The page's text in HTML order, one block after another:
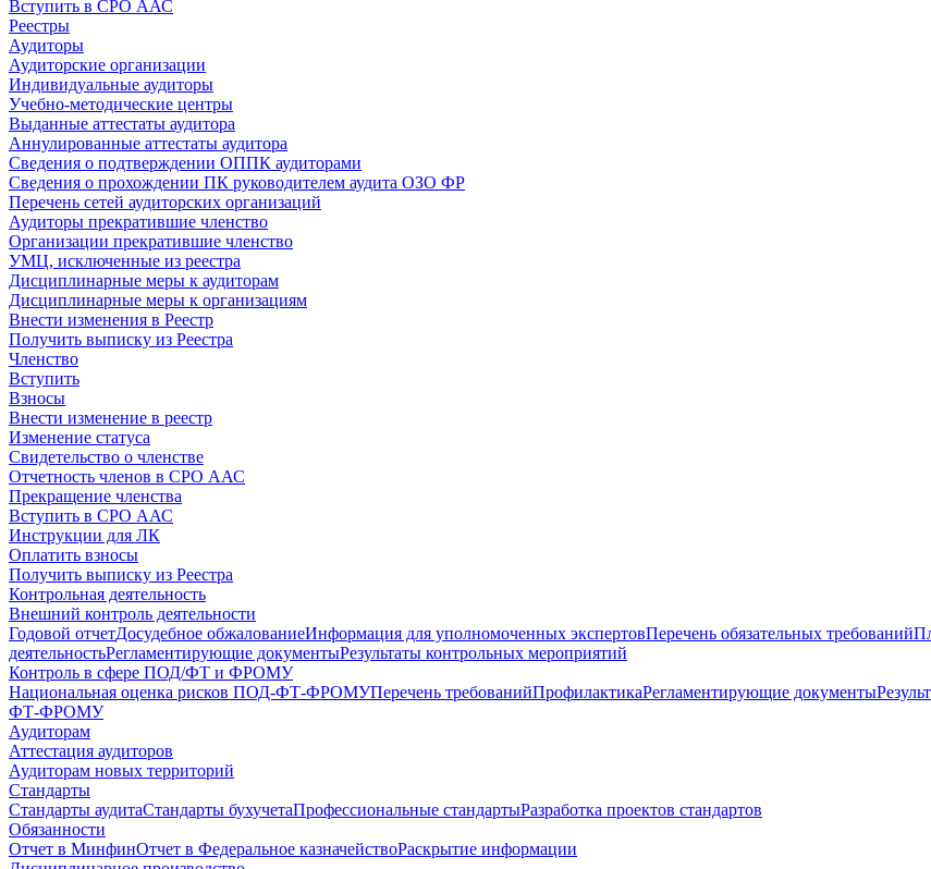
Вступить в СРО ААС
Реестры
Аудиторы
Аудиторские организации
Индивидуальные аудиторы
Учебно-методические центры
Выданные аттестаты аудитора
Аннулированные аттестаты аудитора
Сведения о подтверждении ОППК аудиторами
Сведения о прохождении ПК руководителем аудита ОЗО ФР
Перечень сетей аудиторских организаций
Аудиторы прекратившие членство
Организации прекратившие членство
УМЦ, исключенные из реестра
Дисциплинарные меры к аудиторам
Дисциплинарные меры к организациям
Внести изменения в Реестр
Получить выписку из Реестра
Членство
Вступить
Взносы
Внести изменение в реестр
Изменение статуса
Свидетельство о членстве
Отчетность членов в СРО ААС
Прекращение членства
Вступить в СРО ААС
Инструкции для ЛК
Оплатить взносы
Получить выписку из Реестра
Контрольная деятельность
Внешний контроль деятельности
Годовой отчетДосудебное обжалованиеИнформация для уполномоченных экспертовПеречень обязательных требований
деятельностьРегламентирующие документыРезультаты контрольных мероприятий
Контроль в сфере ПОД/ФТ и ФРОМУ
Национальная оценка рисков ПОД-ФТ-ФРОМУПеречень требованийПрофилактикаРегламентирующие документы
ФТ-ФРОМУ
Аудиторам
Аттестация аудиторов
Аудиторам новых территорий
Стандарты
Стандарты аудитаСтандарты бухучетаПрофессиональные стандартыРазработка проектов стандартов
Обязанности
Отчет в МинфинОтчет в Федеральное казначействоРаскрытие информации